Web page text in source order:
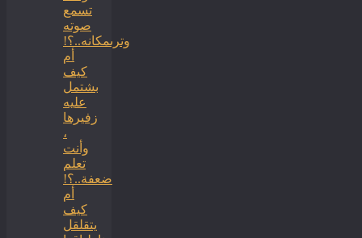
تسمع
صوته
وترىمكانه..؟!
أم
كيف
بشتمل
عليه
زفيرها
،
وأنت
تعلم
ضعفة..؟!
أم
كيف
يتقلقل